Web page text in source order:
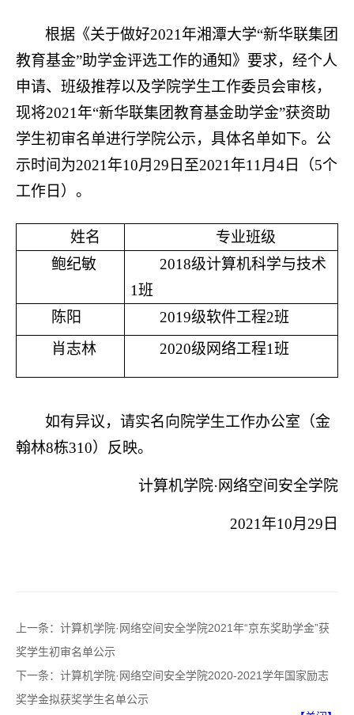
根据《关于做好2021年湘潭大学“新华联集团
教育基金”助学金评选工作的通知》要求，经个人
申请、班级推荐以及学院学生工作委员会审核，
现将2021年“新华联集团教育基金助学金”获资助
学生初审名单进行学院公示，具体名单如下。公
示时间为2021年10月29 日至2021年11月4日（5个
工作日）。
姓名
专业班级
鲍纪敏
2018级计算机科学与技术
1班
陈阳
2019级软件工程2班
肖志林
2020级网络工程1班
如有异议，请实名向院学生工作办公室（金
翰林8栋310）反映。
计算机学院·网络空间安全学院
2021年10月29日
上一条： 计算机学院·网络空间安全学院2021年“京东奖助学金”获
奖学生初审名单公示
下一条： 计算机学院·网络空间安全学院2020-2021学年国家励志
奖学金拟获奖学生名单公示